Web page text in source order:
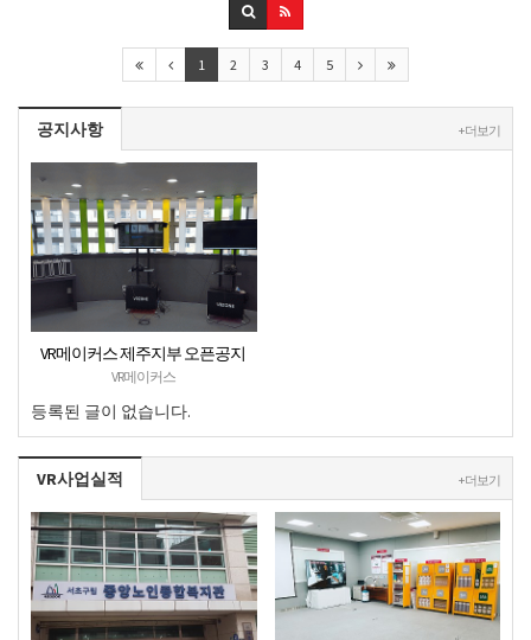
1 2 3 4 5
공지사항 + 더보기
VR메이커스 제주지부 오픈공지
VR메이커스
등록된 글이 없습니다.
VR사업실적 + 더보기